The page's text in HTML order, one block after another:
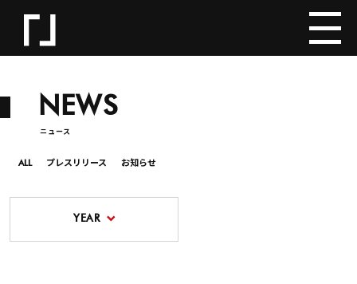
NEWS
ニュース
ALL プレスリリース お知らせ
YEAR